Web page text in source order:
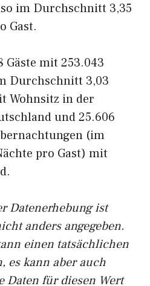
im Durchschnitt 3,35
Gast.
Gäste mit 253.043
Durchschnitt 3,03
Wohnsitz in der
und 25.606
(im
pro Gast) mit
Datenerhebung ist
anders angegeben.
einen tatsächlichen
es kann aber auch
Daten für diesen Wert